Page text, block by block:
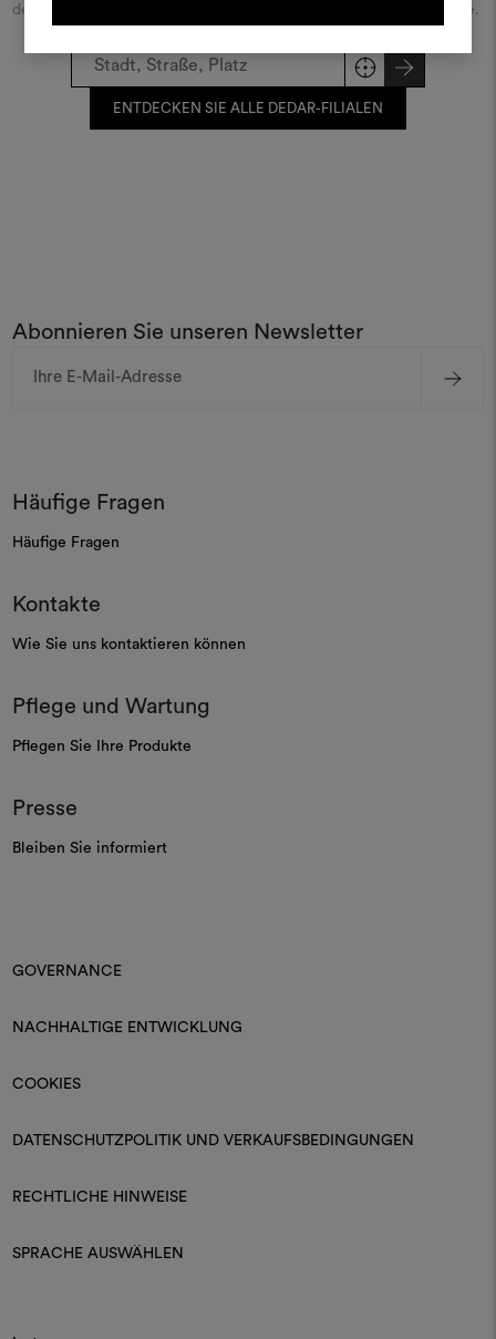
der Stadt ein und entdecken Sie den Dedar-Händler in Ihrer Nähe.
ENTDECKEN SIE ALLE DEDAR-FILIALEN
Abonnieren Sie unseren Newsletter
Mail-
Häufige Fragen
Häufige Fragen
Kontakte
Wie Sie uns kontaktieren können
Pflege und Wartung
Pflegen Sie Ihre Produkte
Presse
Bleiben Sie informiert
GOVERNANCE
NACHHALTIGE ENTWICKLUNG
COOKIES
DATENSCHUTZPOLITIK UND VERKAUFSBEDINGUNGEN
RECHTLICHE HINWEISE
SPRACHE AUSWÄHLEN